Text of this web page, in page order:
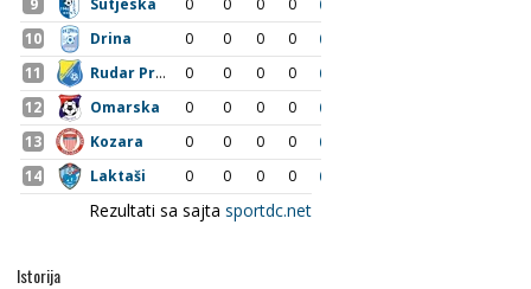
Istorija